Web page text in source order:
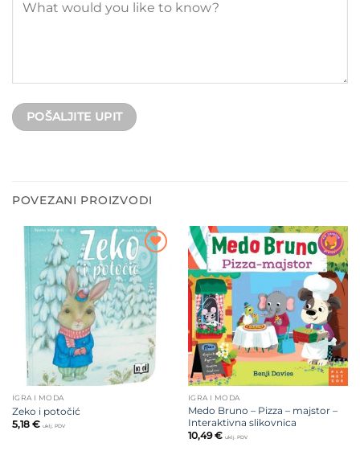
POVEZANI PROIZVODI
Dodajte
na listu
želja
IGRA I MODA
Zeko i potočić
5,18 € uklj. PDV
Dodajte
na listu
želja
IGRA I MODA
Medo Bruno – Pizza – majstor –
Interaktivna slikovnica
10,49€ uklj. PDV